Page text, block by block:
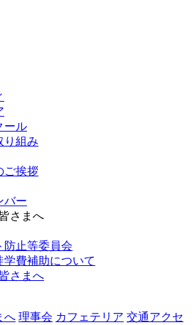
ール
り組み
ご挨拶
バー
さまへ
防止等委員会
学費補助について
さまへ
へ 理事会 カフェテリア 交通アクセ